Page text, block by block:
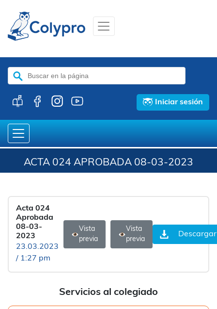
Buscar:
Iniciar sesión
ACTA 024 APROBADA 08-03-2023
Servicios al colegiado
Acta 024
Aprobada
08-03-
2023
23.03.2023
/ 1:27 pm
Vista
previa
Vista
previa
Descargar